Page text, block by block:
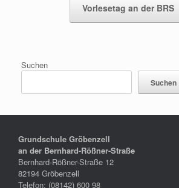
Vorlesetag an der BRS
Suchen
Suchen
Grundschule Gröbenzell
an der Bernhard-Rößner-Straße
Bernhard-Rößner-Straße 12
82194 Gröbenzell
Telefon: (08142) 600 98